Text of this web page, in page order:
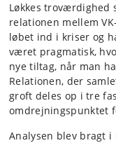
Løkkes troværdighed
relationen mellem
løbet ind i kriser og
været pragmatisk,
nye tiltag, når man
Relationen, der
groft deles op i tre
omdrejningspunktet
Analysen blev bragt